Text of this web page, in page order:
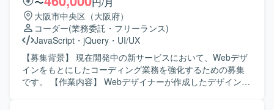
アと密に連携しながら、短期間でアウトプットを形にして
いける方にマッチするポジションです。 【ポジションの魅
力】 英会話アプリのキャラクター表現に深く関わり、会話
体験や学習体験そのものの印象を左右するクリティカルな
アニメーション設計に携わることができます。Riveを中心
としたワークフローの構築や、State Machine設計、素材要
件の整理など、実装と密接に結びついた表現設計の経験を
まえた体験設計をリードしていただきます。 ・Figmaを用
いたワイヤーフレーム作成、UIデザイン、プロトタイプ作
成を行っていただきます。 ・v0、Lovable、Claude Code、
Cursor等のAIツールを活用した動くプロトタイプの作成と
検証を行っていただきます。 ・事業責任者、プロダクトマ
ネージャー、エンジニア、マーケティングメンバーと連携
しながらプロダクトの立ち上げと改善を推進していただき
大阪市中央区（大阪府）
コーダー(業務委託・フリーランス)
JavaScript ・ jQuery ・ UI/UX
【募集背景】 現在開発中の新サービスにおいて、Webデザ
インをもとにしたコーディング業務を強化するための募集
です。 【作業内容】 Webデザイナーが作成したデザインカ